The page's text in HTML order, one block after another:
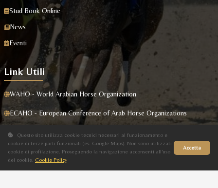
Stud Book Online
News
Eventi
Link Utili
WAHO - World Arabian Horse Organization
ECAHO - European Conference of Arab Horse Organizations
MasafQuesto sito utilizza cookie tecnici necessari al funzionamento e
cookie di terze parti funzionali (es. Google Maps). Non sono utilizzati
cookie di profilazione. Proseguendo la navigazione acconsenti all'uso
dei cookie. Cookie Policy
Accetta